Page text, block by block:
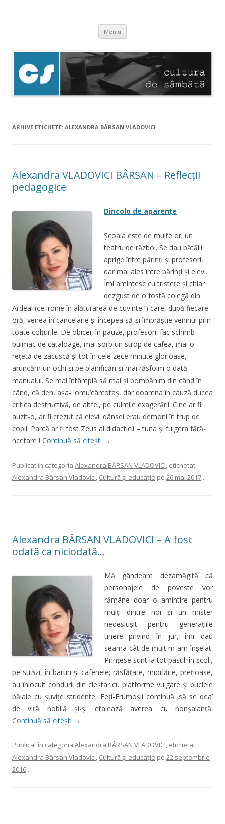
Meniu
ARHIVE ETICHETE: ALEXANDRA BÂRSAN VLADOVICI
Alexandra VLADOVICI BÂRSAN – Reflecții
pedagogice
Dincolo de aparenţe
Şcoala este de multe ori un
teatru de război. Se dau bătălii
aprige între părinţi şi profesori,
dar mai ales între părinţi şi elevi.
Îmi amintesc cu tristeţe şi chiar
dezgust de o fostă colegă din
Ardeal (ce ironie în alăturarea de cuvinte !) care, după fiecare
oră, venea în cancelarie şi începea să-şi împrăştie veninul prin
toate colţurile. De obicei, în pauze, profesorii fac schimb
buimac de cataloage, mai sorb un strop de cafea, mai o
reţetă de zacuscă şi tot în cele zece minute glorioase,
aruncăm un ochi şi pe planificări şi mai răsfoim o dată
manualul. Se mai întâmplă să mai şi bombănim din când în
când, că deh, aşa-i omu’cârcotaş, dar doamna în cauză ducea
critica destructivă, de altfel, pe culmile exagerării. Cine ar fi
auzit-o, ar fi crezut că elevii dânsei erau demoni în trup de
copil. Parcă ar fi fost Zeus al didacticii – tuna şi fulgera fără-
ncetare ! Continuă să citești →
Publicat în categoria Alexandra BÂRSAN VLADOVICI, etichetat
Alexandra Bârsan Vladovici, Cultură şi educaţie pe 26 mai 2017 .
Alexandra BÂRSAN VLADOVICI – A fost
odată ca niciodată…
Mă gândeam dezamăgită că
personajele de poveste vor
rămâne doar o amintire pentru
mulţi dintre noi şi un mister
nedesluşit pentru generaţiile
tinere…privind în jur, îmi dau
seama cât de mult m-am înşelat.
Prinţese sunt la tot pasul: în şcoli,
pe străzi, în baruri şi cafenele; răsfăţate, miorlăite, preţioase,
au înlocuit condurii din cleştar cu platforme vulgare şi buclele
bălaie cu şuviţe stridente. Feţi-Frumoşii continuă ‚să se dea’
de viţă nobilă şi-şi etalează averea cu nonşalanţă.
Continuă să citești →
Publicat în categoria Alexandra BÂRSAN VLADOVICI, etichetat
Alexandra Bârsan Vladovici, Cultură şi educaţie pe 22 septembrie
2016 .